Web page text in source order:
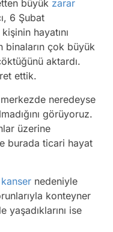
büyük zarar
6 Şubat
hayatını
binaların çok büyük
aktardı.
ettik.
merkezde neredeyse
görüyoruz.
üzerine
burada ticari hayat
kanser nedeniyle
konteyner
yaşadıklarını ise